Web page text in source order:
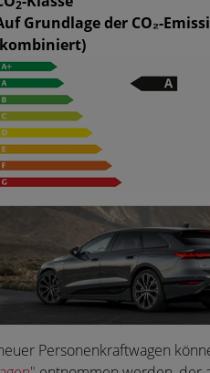
2
Grundlage der CO₂-
Personenkraftwagen